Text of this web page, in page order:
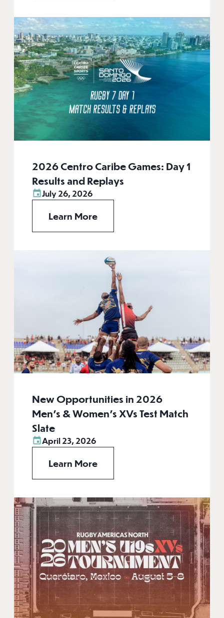
2026 Centro Caribe Games: Day 1
Results and Replays
July 26, 2026
Learn More
New Opportunities in 2026
Men’s & Women’s XVs Test Match
Slate
April 23, 2026
Learn More